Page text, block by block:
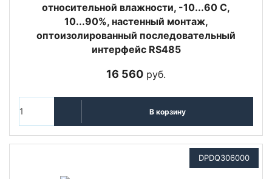
относительной влажности, -10...60 С,
10...90%, настенный монтаж,
оптоизолированный последовательный
интерфейс RS485
16 560 руб.
В корзину
DPDQ306000